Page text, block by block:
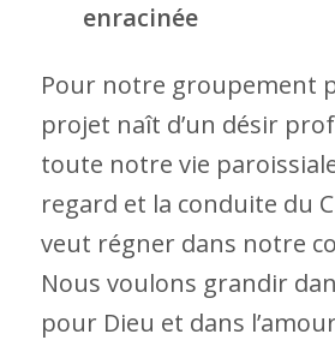
enracinée
Pour notre groupement
projet naît d’un désir
toute notre vie
regard et la conduite du
veut régner dans notre
Nous voulons grandir
pour Dieu et dans